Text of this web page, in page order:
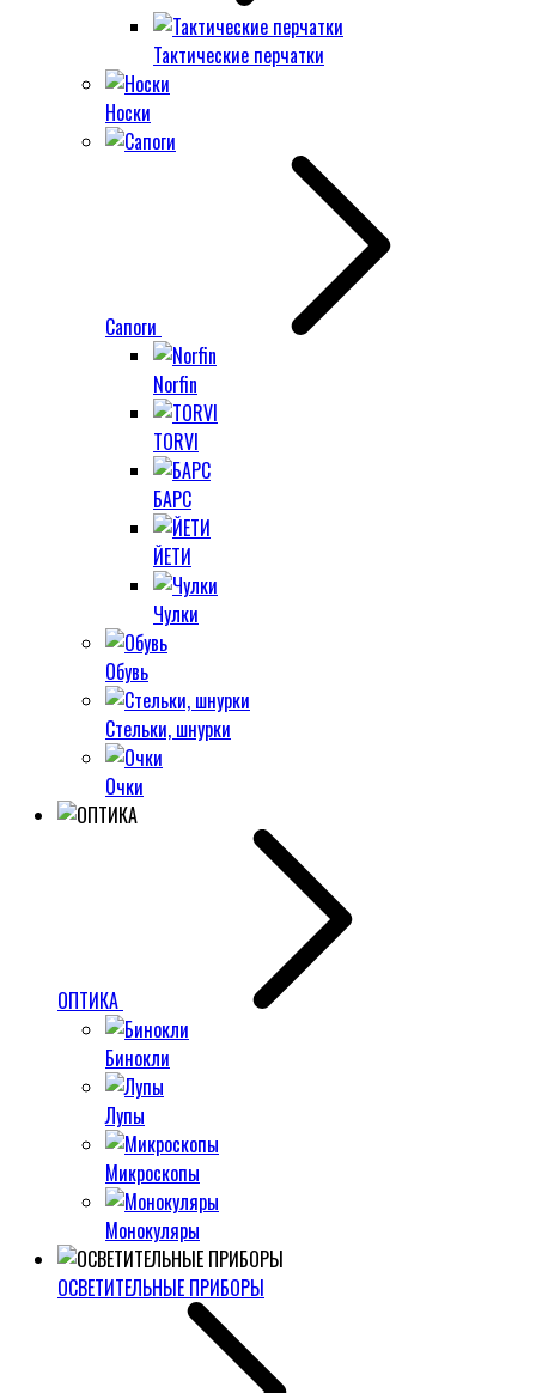
Тактические перчатки
Носки
Сапоги
Norfin
TORVI
БАРС
ЙЕТИ
Чулки
Обувь
Стельки, шнурки
Очки
ОПТИКА
Бинокли
Лупы
Микроскопы
Монокуляры
ОСВЕТИТЕЛЬНЫЕ ПРИБОРЫ